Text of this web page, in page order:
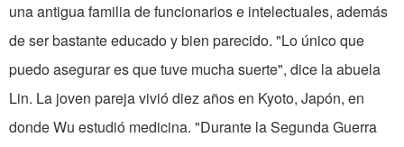
una antigua familia de funcionarios e intelectuales, además
de ser bastante educado y bien parecido. "Lo único que
puedo asegurar es que tuve mucha suerte", dice la abuela
Lin. La joven pareja vivió diez años en Kyoto, Japón, en
donde Wu estudió medicina. "Durante la Segunda Guerra